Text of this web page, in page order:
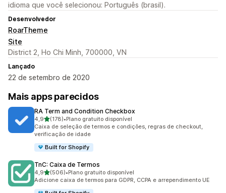
idioma que você selecionou: Português (brasil).
Desenvolvedor
RoarTheme
Site
District 2, Ho Chi Minh, 700000, VN
Lançado
22 de setembro de 2020
Mais apps parecidos
RA Term and Condition Checkbox
4,9de 5 estrelas
(178)
178 avaliações ao todo
•Plano gratuito disponível
Caixa de seleção de termos e condições, regras de checkout,
verificação de idade
Built for Shopify
TnC: Caixa de Termos
4,9de 5 estrelas
(506)
506 avaliações ao todo
•Plano gratuito disponível
Adicione caixa de termos para GDPR, CCPA e arrependimento UE